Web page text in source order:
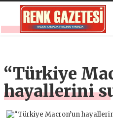
“Türkiye
hayallerini